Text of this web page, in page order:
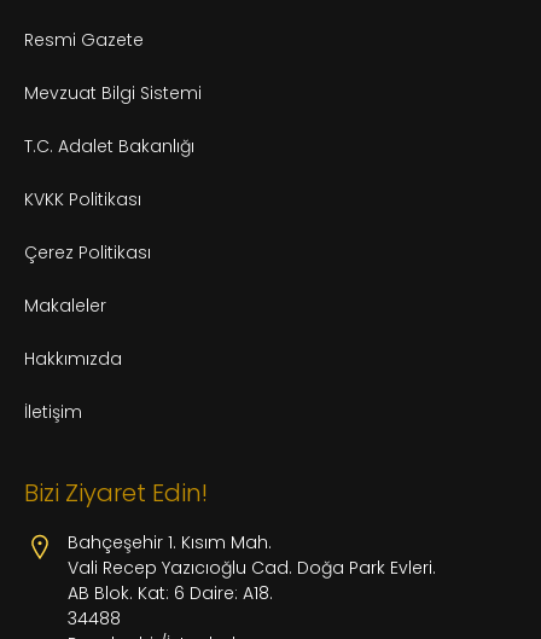
Resmi Gazete
Mevzuat Bilgi Sistemi
T.C. Adalet Bakanlığı
KVKK Politikası
Çerez Politikası
Makaleler
Hakkımızda
İletişim
Bizi Ziyaret Edin!
Bahçeşehir 1. Kısım Mah.
Vali Recep Yazıcıoğlu Cad. Doğa Park Evleri.
AB Blok. Kat: 6 Daire: A18.
34488